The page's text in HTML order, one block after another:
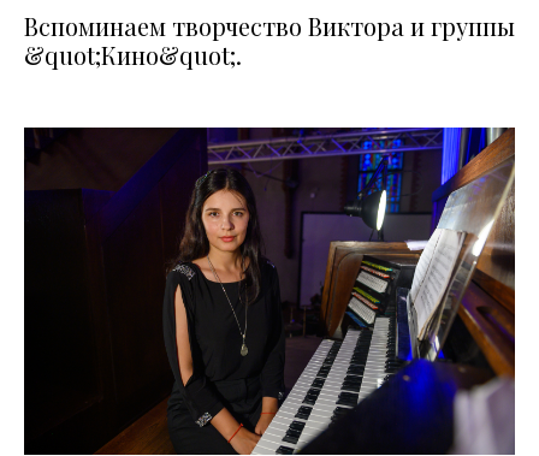
Вспоминаем творчество Виктора и группы
&quot;Кино&quot;.